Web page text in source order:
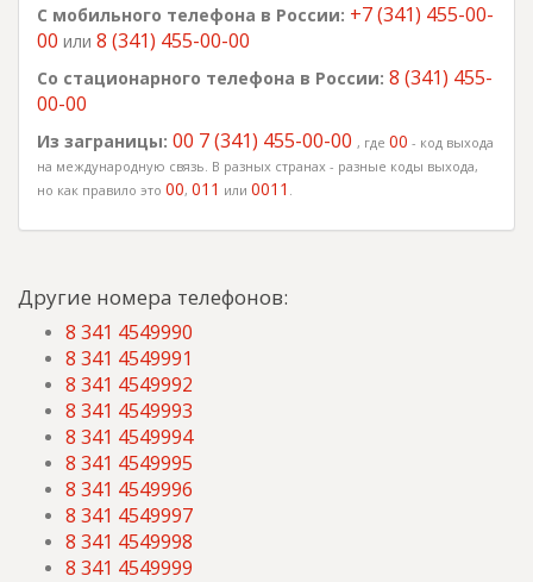
С мобильного телефона в России: +7 (341) 455-00-
00 или 8 (341) 455-00-00
Со стационарного телефона в России: 8 (341) 455-
00-00
Из заграницы: 00 7 (341) 455-00-00 , где 00 - код выхода
на международную связь. В разных странах - разные коды выхода,
но как правило это 00, 011 или 0011 .
Другие номера телефонов:
8 341 4549990
8 341 4549991
8 341 4549992
8 341 4549993
8 341 4549994
8 341 4549995
8 341 4549996
8 341 4549997
8 341 4549998
8 341 4549999